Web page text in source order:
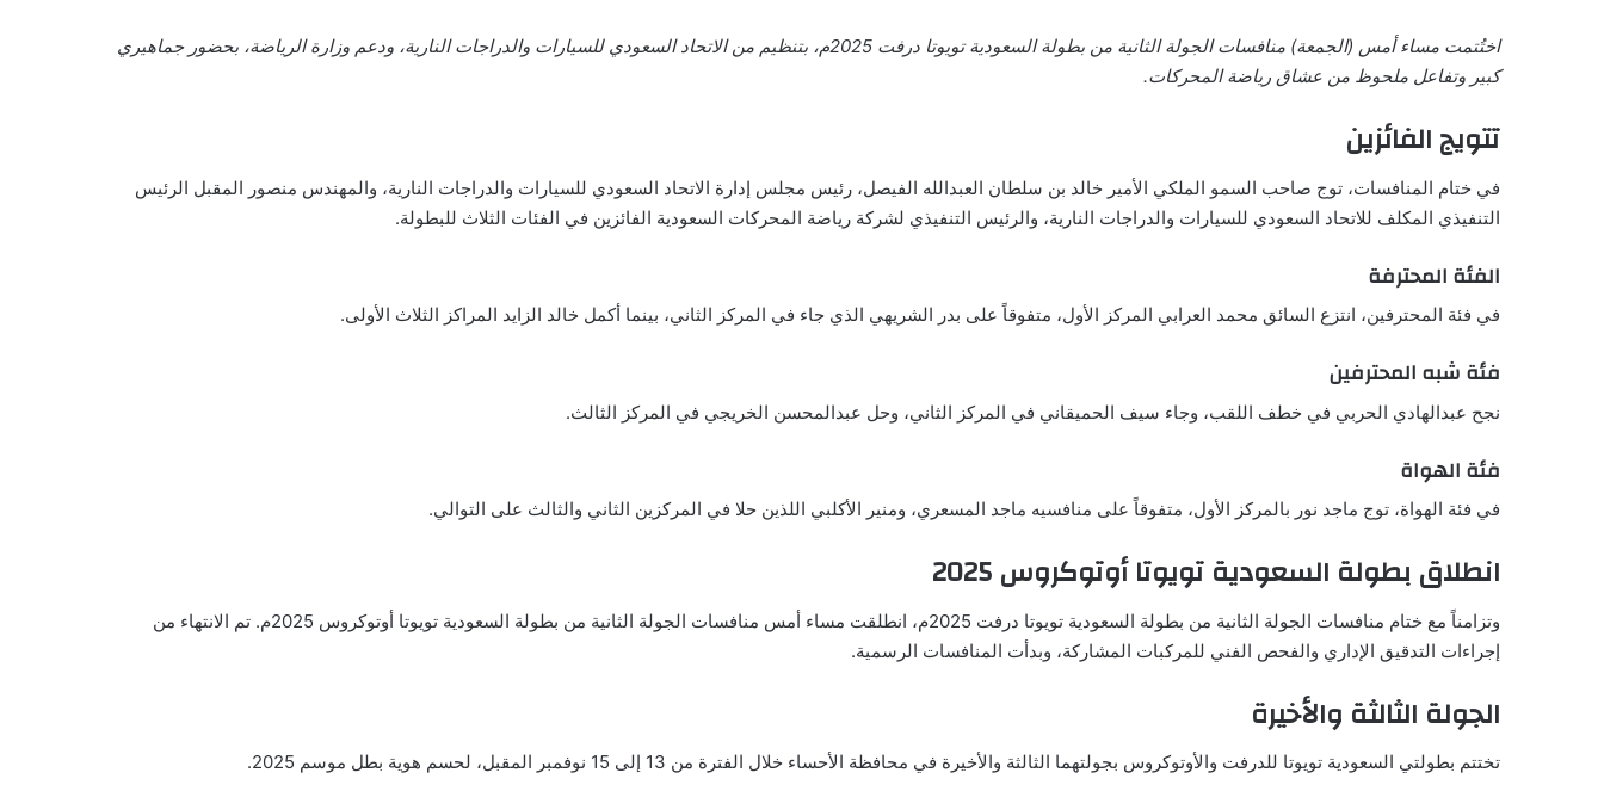
اختُتمت مساء أمس (الجمعة) منافسات الجولة الثانية من بطولة السعودية تويوتا درفت 2025م، بتنظيم من الاتحاد السعودي للسيارات والدراجات النارية، ودعم وزارة الرياضة، بحضور جماهيري
كبير وتفاعل ملحوظ من عشاق رياضة المحركات.
تتويج الفائزين
في ختام المنافسات، توج صاحب السمو الملكي الأمير خالد بن سلطان العبدالله الفيصل، رئيس مجلس إدارة الاتحاد السعودي للسيارات والدراجات النارية، والمهندس منصور المقبل الرئيس
التنفيذي المكلف للاتحاد السعودي للسيارات والدراجات النارية، والرئيس التنفيذي لشركة رياضة المحركات السعودية الفائزين في الفئات الثلاث للبطولة.
الفئة المحترفة
في فئة المحترفين، انتزع السائق محمد العرابي المركز الأول، متفوقاً على بدر الشريهي الذي جاء في المركز الثاني، بينما أكمل خالد الزايد المراكز الثلاث الأولى.
فئة شبه المحترفين
نجح عبدالهادي الحربي في خطف اللقب، وجاء سيف الحميقاني في المركز الثاني، وحل عبدالمحسن الخريجي في المركز الثالث.
فئة الهواة
في فئة الهواة، توج ماجد نور بالمركز الأول، متفوقاً على منافسيه ماجد المسعري، ومنير الأكلبي اللذين حلا في المركزين الثاني والثالث على التوالي.
انطلاق بطولة السعودية تويوتا أوتوكروس 2025
وتزامناً مع ختام منافسات الجولة الثانية من بطولة السعودية تويوتا درفت 2025م، انطلقت مساء أمس منافسات الجولة الثانية من بطولة السعودية تويوتا أوتوكروس 2025م. تم الانتهاء من
إجراءات التدقيق الإداري والفحص الفني للمركبات المشاركة، وبدأت المنافسات الرسمية.
الجولة الثالثة والأخيرة
تختتم بطولتي السعودية تويوتا للدرفت والأوتوكروس بجولتهما الثالثة والأخيرة في محافظة الأحساء خلال الفترة من 13 إلى 15 نوفمبر المقبل، لحسم هوية بطل موسم 2025.